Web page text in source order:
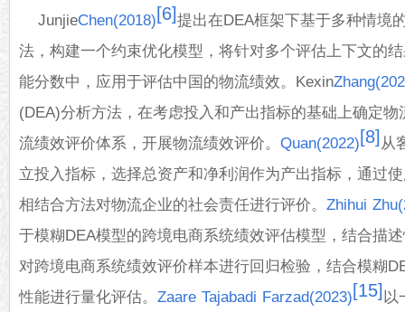
JunjieChen(2018) [6]提出在DEA框架下基于多种情境
法，构建一个约束优化模型，将针对多个评估上下文的
能分数中，应用于评估中国的物流绩效。Kexin
(DEA)分析方法，在考虑投入和产出指标的基础上确定
流绩效评价体系，开展物流绩效评价。 Quan(2022) [8] 从
立投入指标，选择总资产和净利润作为产出指标，通过
相结合方法对物流企业的社会责任进行评价。 Zhihui
于模糊DEA模型的跨境电商系统绩效评估模型，结合描
对跨境电商系统绩效评价样本进行回归检验，结合模糊
性能进行量化评估。 Zaare Tajabadi Farzad(2023) [15] 以